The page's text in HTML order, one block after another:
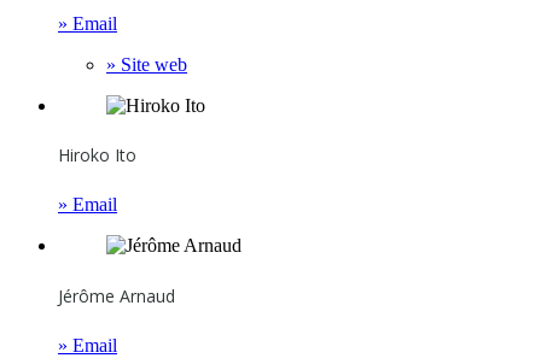
» Email
» Site web
Hiroko Ito
» Email
Jérôme Arnaud
» Email